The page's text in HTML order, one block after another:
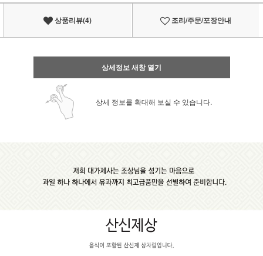
상품리뷰(4) 조리/주문/포장안내
상세정보 새창 열기
상세 정보를 확대해 보실 수 있습니다.